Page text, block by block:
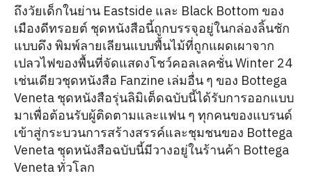
ถึงวัยเด็กในย่าน Eastside และ Black Bottom ของ
เมืองดีทรอยต์ ชุดหนังสือนี้ถูกบรรจุอยู่ในกล่องลิ้นชัก
แบบดึง พิมพ์ลายเลียนแบบพื้นไม้ที่ถูกแผดเผาจาก
เปลวไฟของพื้นที่จัดแสดงโชว์คอลเลคชั่น Winter 24
เช่นเดียวชุดหนังสือ Fanzine เล่มอื่น ๆ ของ Bottega
Veneta ชุดหนังสือรุ่นลิมิเต็ดฉบับนี้ได้รับการออกแบบ
มาเพื่อต้อนรับผู้ติดตามและแฟน ๆ ทุกคนของแบรนด์
เข้าสู่กระบวนการสร้างสรรค์และชุมชนของ Bottega
Veneta ชุดหนังสือฉบับนี้มีวางอยู่ในร้านค้า Bottega
Veneta ทั่วโลก